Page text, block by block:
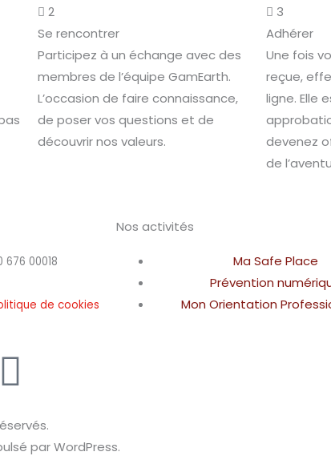
2
Se rencontrer
Participez à un échange avec des
membres de l’équipe GamEarth.
L’occasion de faire connaissance,
de poser vos questions et de
découvrir nos valeurs.
3
Adhérer
Une fois
reçue,
ligne. Elle
devenez
de
676 00018
de cookies
Nos activités
Ma Safe Place
Prévention
Mon Orientation
L
i
npar WordPress.